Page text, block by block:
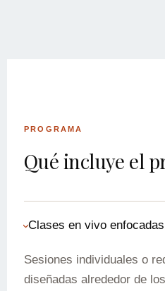
PROGRAMA
Qué incluye el
›Clases en vivo
Sesiones individuales o
diseñadas alrededor de